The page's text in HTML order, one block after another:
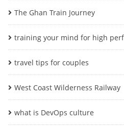
The Ghan Train Journey
training your mind for high
travel tips for couples
West Coast Wilderness Railway
what is DevOps culture